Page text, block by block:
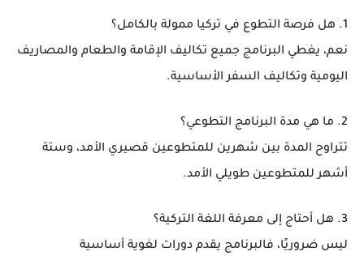
1. هل فرصة التطوع في تركيا ممولة بالكامل؟
نعم، يغطي البرنامج جميع تكاليف الإقامة والطعام والمصاريف
اليومية وتكاليف السفر الأساسية.
2. ما هي مدة البرنامج التطوعي؟
تتراوح المدة بين شهرين للمتطوعين قصيري الأمد، وستة
أشهر للمتطوعين طويلي الأمد.
3. هل أحتاج إلى معرفة اللغة التركية؟
ليس ضروريًا، فالبرنامج يقدم دورات لغوية أساسية